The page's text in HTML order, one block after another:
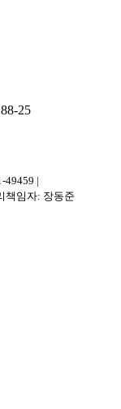
25
49459 |
책임자: 장동준